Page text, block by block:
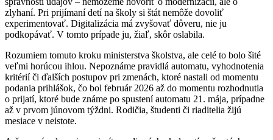
zlyhaní. Pri prijímaní detí na školy si štát nemôže dovoliť
experimentovať. Digitalizácia má zvyšovať dôveru, nie ju
podkopávať. V tomto prípade ju, žiaľ, skôr oslabila.
Rozumiem tomuto kroku ministerstva školstva, ale celé to bolo šité
veľmi horúcou ihlou. Nepoznáme pravidlá automatu, vyhodnotenia
kritérií či ďalších postupov pri zmenách, ktoré nastali od momentu
podania prihlášok, čo bol február 2026 až do momentu rozhodnutia
o prijatí, ktoré bude známe po spustení automatu 21. mája, prípadne
až v prvom júnovom týždni. Rodičia, študenti či riaditelia žijú
mesiace v neistote.